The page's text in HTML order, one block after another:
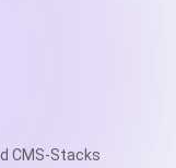
CMS-Stacks